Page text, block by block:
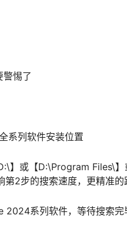
警惕了
系列软件安装位置
】或【D:\Program Files\
2步的搜索速度，更精准
2024系列软件，等待搜索完